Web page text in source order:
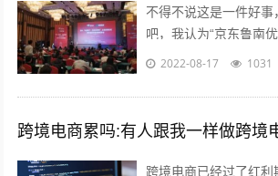
不得不说这是一件好
吧，我认为“京东鲁南
用电商的优势与渠道帮
2022-08-17 1031
跨境电商累吗:有人跟我一样做跨境
跨境电商已经过了红